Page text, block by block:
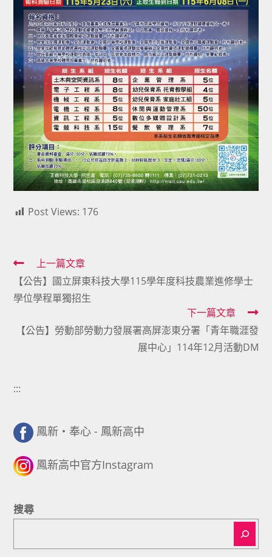
Post Views: 176
Read
more
articles
上一篇文章
【公告】國立屏東科技大學115學年度科技農業進修學士
學位學程單獨招生
下一篇文章
【公告】勞動部勞動力發展署高屏澎東分署「青年職涯發
展中心」114年12月活動DM
:::
鳳新・奉心 - 鳳新高中
鳳新高中官方Instagram
搜尋